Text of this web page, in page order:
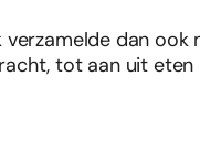
dan
tot aan uit